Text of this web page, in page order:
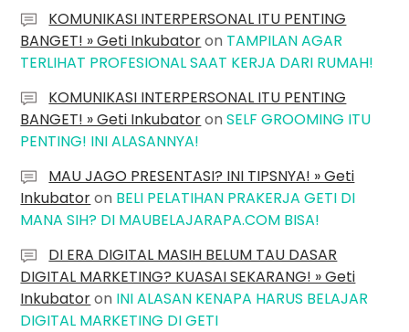
KOMUNIKASI INTERPERSONAL ITU PENTING
BANGET! » Geti Inkubatoron TAMPILAN AGAR
TERLIHAT PROFESIONAL SAAT KERJA DARI RUMAH!
KOMUNIKASI INTERPERSONAL ITU PENTING
BANGET! » Geti InkubatoronSELF GROOMING ITU
PENTING! INI ALASANNYA!
MAU JAGO PRESENTASI? INI TIPSNYA! » Geti
Inkubatoron BELI PELATIHAN PRAKERJA GETI DI
MANA SIH? DI MAUBELAJARAPA.COM BISA!
DI ERA DIGITAL MASIH BELUM TAU DASAR
DIGITAL MARKETING? KUASAI SEKARANG! » Geti
Inkubatoron INI ALASAN KENAPA HARUS BELAJAR
DIGITAL MARKETING DI GETI